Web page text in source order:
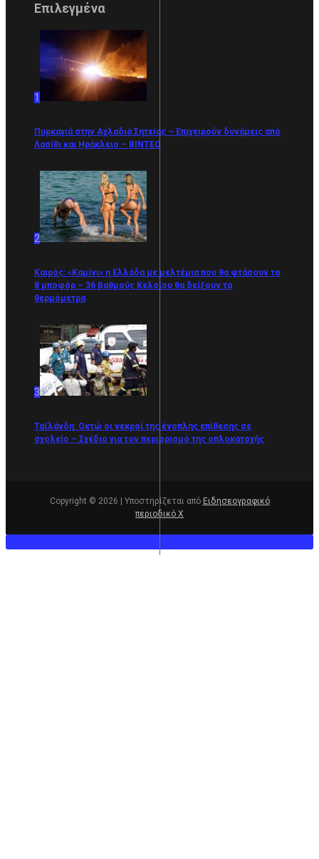
Επιλεγμένα
1
Πυρκαγιά στην Αχλαδιά Σητείας – Επιχειρούν δυνάμεις από
Λασίθι και Ηράκλειο – ΒΙΝΤΕΟ
2
Καιρός: «Καμίνι» η Ελλάδα με μελτέμια που θα φτάσουν τα
8 μποφόρ – 36 βαθμούς Κελσίου θα δείξουν τα
θερμόμετρα
3
Ταϊλάνδη: Οκτώ οι νεκροί της ένοπλης επίθεσης σε
σχολείο – Σχέδιο για τον περιορισμό της οπλοκατοχής
Copyright © 2026 | Υποστηρίζεται από Ειδησεογραφικό
περιοδικό Χ